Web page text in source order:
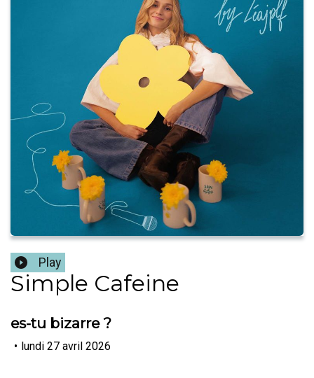
Play
Simple Cafeine
es-tu bizarre ?
• lundi 27 avril 2026